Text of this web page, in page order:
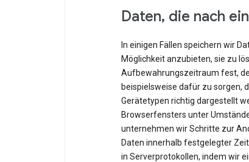
Daten, die nach
In einigen Fällen speichern wir
Möglichkeit anzubieten, sie zu
Aufbewahrungszeitraum fest,
beispielsweise dafür zu sorgen,
Gerätetypen richtig dargestellt
Browserfensters unter
unternehmen wir Schritte zur
Daten innerhalb festgelegter
in Serverprotokollen, indem wir